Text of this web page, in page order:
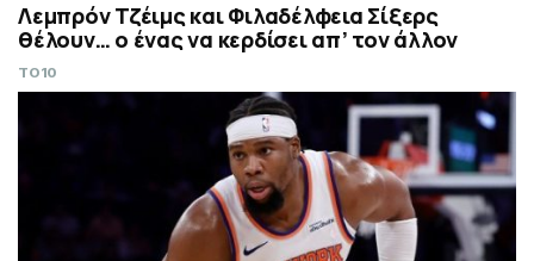
Λεμπρόν Τζέιμς και Φιλαδέλφεια Σίξερς
θέλουν… ο ένας να κερδίσει απ’ τον άλλον
TO10